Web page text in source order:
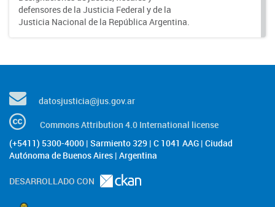
defensores de la Justicia Federal y de la
Justicia Nacional de la República Argentina.
datosjusticia@jus.gov.ar
Commons Attribution 4.0 International license
(+5411) 5300-4000 | Sarmiento 329 | C 1041 AAG | Ciudad
Autónoma de Buenos Aires | Argentina
DESARROLLADO CON